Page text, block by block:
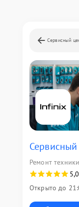
Сервисный
Ремонт
5,0
Открыто до